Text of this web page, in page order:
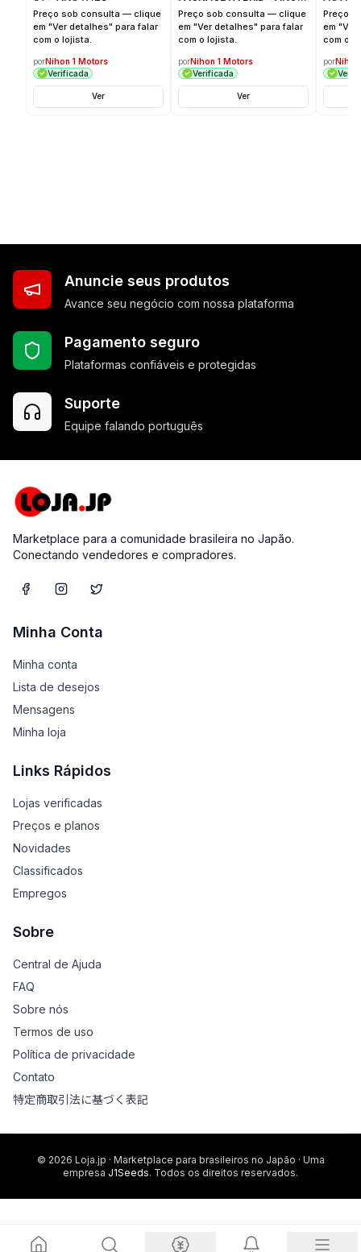
Preço sob consulta — clique
em "Ver detalhes" para falar
com o lojista.
porNihon 1 Motors
Verificada
Ver
H.27
Preço sob consulta — clique
em "Ver detalhes" para falar
com o lojista.
porNihon 1 Motors
Verificada
Ver
Preço
em
com o
por
Anuncie seus produtos
Avance seu negócio com nossa plataforma
Pagamento seguro
Plataformas confiáveis e protegidas
Suporte
Equipe falando português
Marketplace para a comunidade brasileira no Japão.
Conectando vendedores e compradores.
Minha Conta
Minha conta
Lista de desejos
Mensagens
Minha loja
Links Rápidos
Lojas verificadas
Preços e planos
Novidades
Classificados
Empregos
Sobre
Central de Ajuda
FAQ
Sobre nós
Termos de uso
Política de privacidade
Contato
特定商取引法に基づく表記
© 2026 Loja.jp · Marketplace para brasileiros no Japão · Uma
empresa J1Seeds. Todos os direitos reservados.